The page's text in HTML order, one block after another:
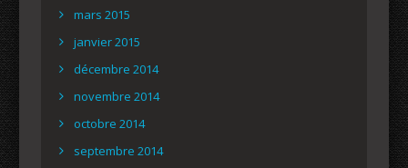
mars 2015
janvier 2015
décembre 2014
novembre 2014
octobre 2014
septembre 2014